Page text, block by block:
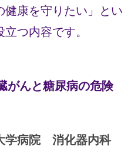
康を守りたい」とい
つ内容です。
がんと糖尿病の危険
学病院 消化器内科